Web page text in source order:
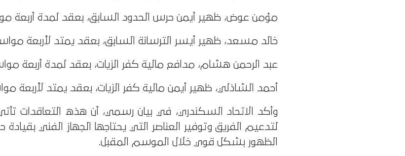
مؤمن عوض، ظهير أيمن حرس الحدود السابق، بعقد لمدة أربعة
خالد مسعد، ظهير أيسر الترسانة السابق، بعقد يمتد لأربعة
عبد الرحمن هشام، مدافع مالية كفر الزيات، بعقد لمدة أربعة
أحمد الشاذلي، ظهير أيمن مالية كفر الزيات، بعقد يمتد لأربعة
وأكد الاتحاد السكندري، في بيان رسمي، أن هذه التعاقدات
لتدعيم الفريق وتوفير العناصر التي يحتاجها الجهاز الفني
الظهور بشكل قوي خلال الموسم المقبل.